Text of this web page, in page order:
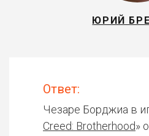
ЮРИЙ
Ответ:
Чезаре Борджиа в
Creed: Brotherhood»